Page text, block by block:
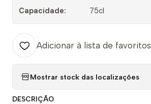
Capacidade: 75cl
Adicionar à lista de favoritos
Mostrar stock das localizações
DESCRIÇÃO